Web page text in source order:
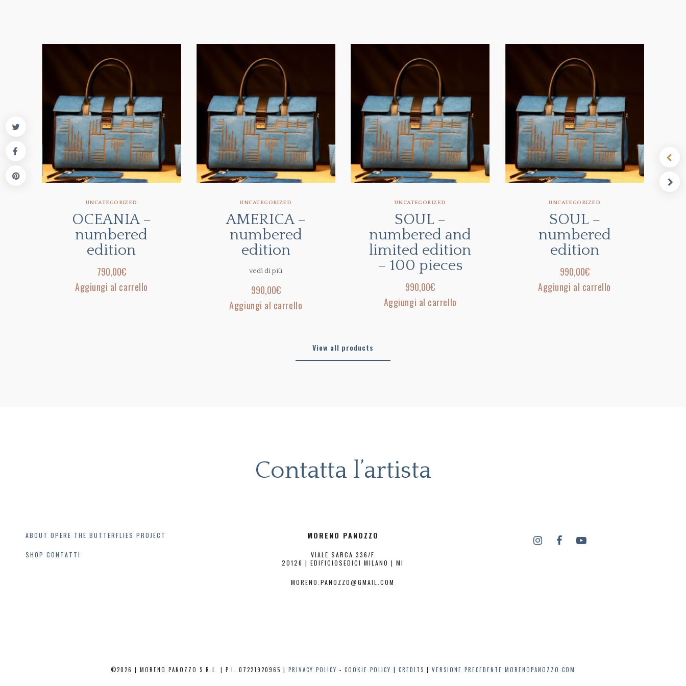
UNCATEGORIZED
OCEANIA –
numbered
edition
790,00€
Aggiungi al carrello
UNCATEGORIZED
AMERICA –
numbered
edition
vedi di più
990,00€
Aggiungi al carrello
UNCATEGORIZED
SOUL –
numbered and
limited edition
– 100 pieces
990,00€
Aggiungi al carrello
UNCATEGORIZED
SOUL –
numbered
edition
990,00€
Aggiungi al carrello
View all products
Contatta l’artista
ABOUT OPERE THE BUTTERFLIES PROJECT
SHOP CONTATTI
MORENO PANOZZO
VIALE SARCA 336/F
20126 | EDIFICIOSEDICI MILANO | MI
MORENO.PANOZZO@GMAIL.COM
©2026 | MORENO PANOZZO S.R.L. | P.I. 07221920965 | PRIVACY POLICY - COOKIE POLICY | CREDITS | VERSIONE PRECEDENTE MORENOPANOZZO.COM